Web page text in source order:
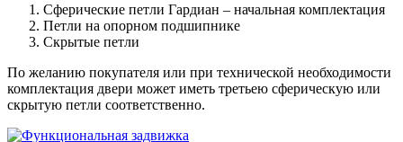
Сферические петли Гардиан – начальная комплектация
Петли на опорном подшипнике
Скрытые петли
По желанию покупателя или при технической необходимости
комплектация двери может иметь третьею сферическую или
скрытую петли соответственно.